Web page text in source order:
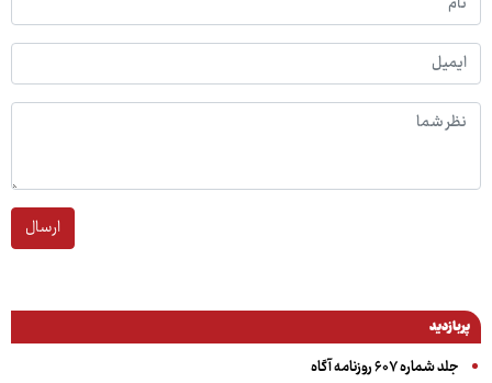
ارسال
پربازدید
جلد شماره ۶۰۷ روزنامه آگاه